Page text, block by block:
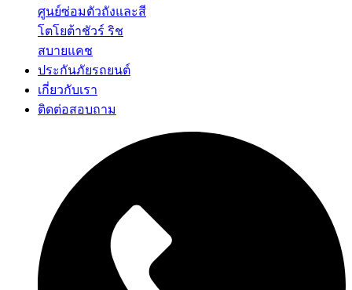
ศูนย์ซ่อมตัวถังและสี
โตโยต้าชัวร์ ริช
สบายแคช
ประกันภัยรถยนต์
เกี่ยวกับเรา
ติดต่อสอบถาม